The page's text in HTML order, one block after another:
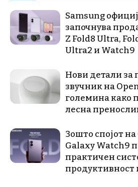
Samsung
започнува
Z Fold8 Ultra,
Ultra2 и Watch9
Нови детали за
звучник на
големина како
лесна
Зошто спојот
Galaxy Watch9
практичен
продуктивност